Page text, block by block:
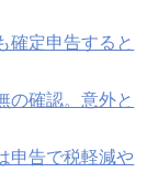
確定申告すると
の確認。意外と
申告で税軽減や